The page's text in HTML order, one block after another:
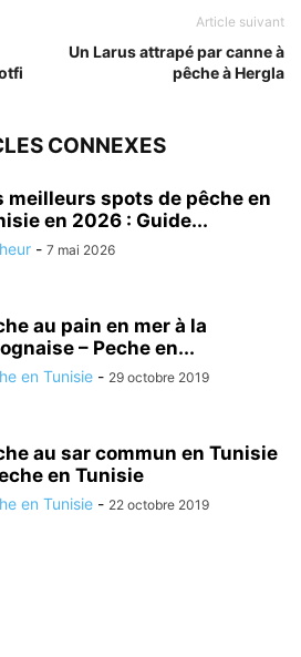
Article suivant
Un Larus attrapé par canne à
pêche à Hergla
CONNEXES
meilleurs spots de pêche en
en 2026 : Guide...
- 7 mai 2026
au pain en mer à la
– Peche en...
en Tunisie - 29 octobre 2019
au sar commun en Tunisie
en Tunisie
en Tunisie - 22 octobre 2019